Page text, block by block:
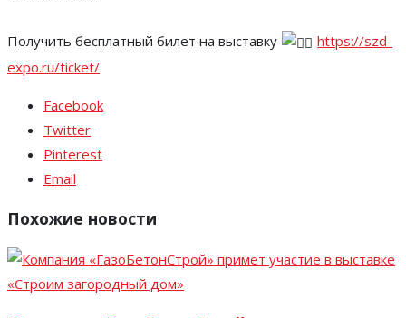
Получить бесплатный билет на выставку
https://szd-
expo.ru/ticket/
Facebook
Twitter
Pinterest
Email
Похожие новости